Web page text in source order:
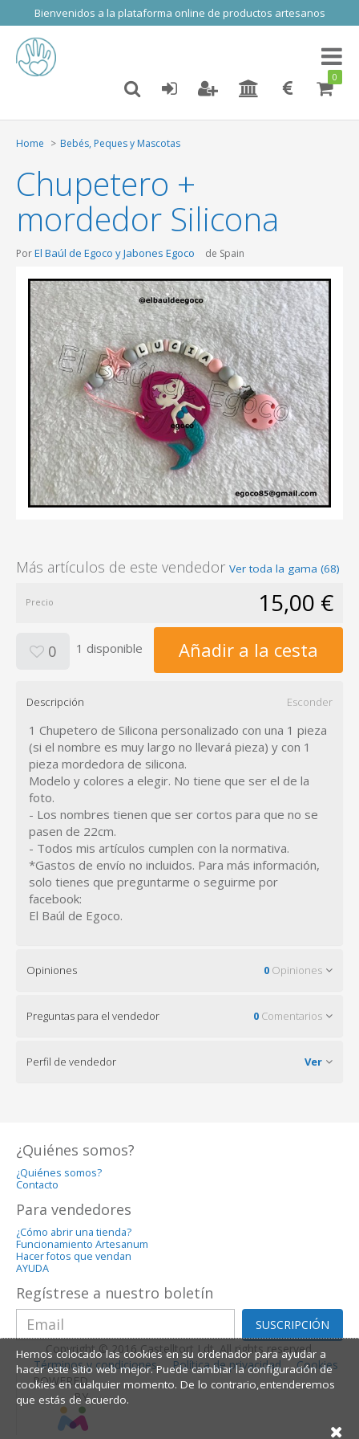
Bienvenidos a la plataforma online de productos artesanos
Toggle
0
Home Bebés, Peques y Mascotas
Chupetero +
mordedor Silicona
PorEl Baúl de Egoco y Jabones Egoco de Spain
Más artículos de este vendedor Ver toda la gama (68)
Precio 15,00 €
0 1 disponible Añadir a la cesta
Descripción Esconder
1 Chupetero de Silicona personalizado con una 1 pieza
(si el nombre es muy largo no llevará pieza) y con 1
pieza mordedora de silicona.
Modelo y colores a elegir. No tiene que ser el de la
foto.
- Los nombres tienen que ser cortos para que no se
pasen de 22cm.
- Todos mis artículos cumplen con la normativa.
*Gastos de envío no incluidos. Para más información,
solo tienes que preguntarme o seguirme por
facebook:
El Baúl de Egoco.
Opiniones 0 Opiniones
Preguntas para el vendedor 0 Comentarios
Perfil de vendedor Ver
¿Quiénes somos?
¿Quiénes somos?
Contacto
Para vendedores
¿Cómo abrir una tienda?
Funcionamiento Artesanum
Hacer fotos que vendan
AYUDA
Regístrese a nuestro boletín
SUSCRIPCIÓN
Copyright © 2016 Castelltort Ldt. All rights reserved.
Términos y condiciones
Política de privacidad
Cookies
POWERED
BY
Hemos colocado las cookies en su ordenador para ayudar a
hacer este sitio web mejor. Puede cambiar la configuración de
cookies en cualquier momento. De lo contrario,entenderemos
que estás de acuerdo.